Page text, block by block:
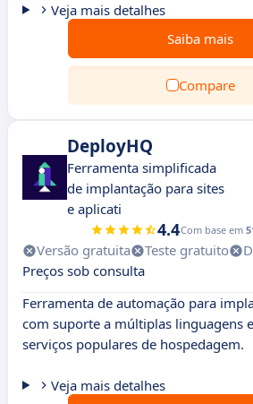
Veja mais detalhes
Saiba mais
Compare
DeployHQ
Ferramenta simplificada
de implantação para sites
e aplicati
4.4Com base em
Versão gratuita Teste gratuito
Preços sob consulta
Ferramenta de automação para
com suporte a múltiplas linguagens
serviços populares de hospedagem.
Veja mais detalhes